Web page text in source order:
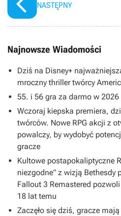
NASTĘPNY
Najnowsze Wiadomości
Dziś na Disney+
mroczny thriller twórcy
55. i 56 gra za darmo w 2026
Wczoraj kiepska premiera,
twórców. Nowe RPG akcji z
powalczy, by wydobyć
gracze
Kultowe postapokaliptyczne
niezgodne” z wizją Bethesdy
Fallout 3 Remastered
18 lat temu
Zaczęło się dziś, gracze